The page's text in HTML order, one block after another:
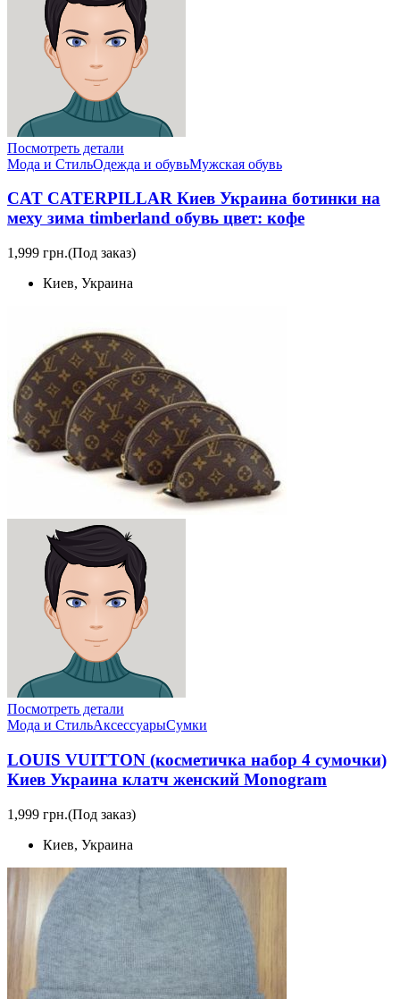
Посмотреть детали
Мода и СтильОдежда и обувьМужская обувь
CAT CATERPILLAR Киев Украина ботинки на
меху зима timberland обувь цвет: кофе
1,999 грн.(Под заказ)
Киев, Украина
Посмотреть детали
Мода и СтильАксессуарыСумки
LOUIS VUITTON (косметичка набор 4 сумочки)
Киев Украина клатч женский Monogram
1,999 грн.(Под заказ)
Киев, Украина